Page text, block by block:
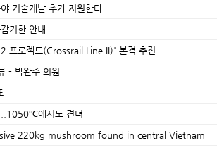
기술개발 추가 지원한다
기한 안내
프로젝트(Crossrail Line II)' 본격 추진
- 박완주 의원
에서도 견뎌
220kg mushroom found in central Vietnam